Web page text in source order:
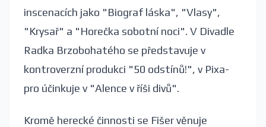
inscenacích jako "Biograf láska", "Vlasy",
"Krysař" a "Horečka sobotní noci". V Divadle
Radka Brzobohatého se představuje v
kontroverzní produkci "50 odstínů!", v Pixa-
pro účinkuje v "Alence v říši divů".
Kromě herecké činnosti se Fišer věnuje